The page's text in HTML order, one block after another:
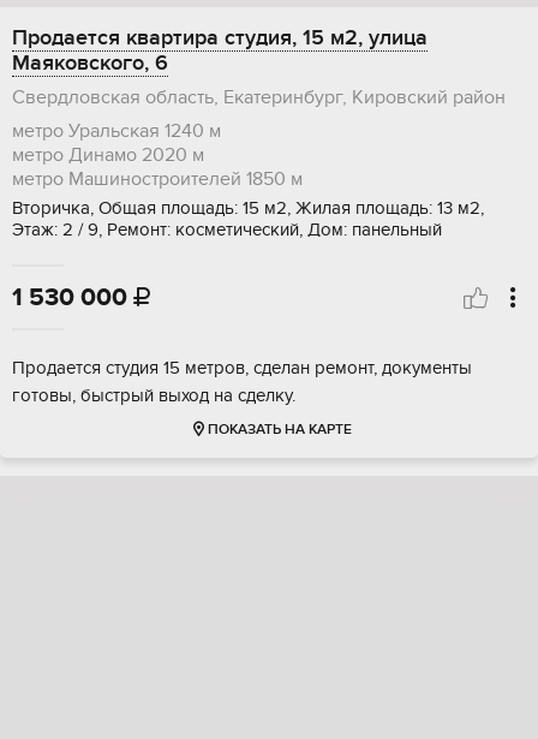
Продается квартира студия, 15 м2, улица
Маяковского, 6
Свердловская область, Екатеринбург, Кировский район
метро Уральская 1240 м
метро Динамо 2020 м
метро Машиностроителей 1850 м
Вторичка, Общая площадь: 15 м2, Жилая площадь: 13 м2,
Этаж: 2 / 9, Ремонт: косметический, Дом: панельный
1 530 000 
Продается студия 15 метров, сделан ремонт, документы
готовы, быстрый выход на сделку.
ПОКАЗАТЬ НА КАРТЕ